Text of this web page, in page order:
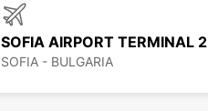
SOFIA AIRPORT TERMINAL 2
SOFIA - BULGARIA